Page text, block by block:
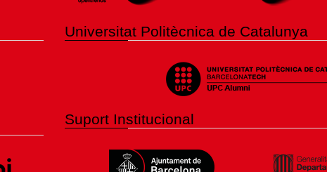
Universitat Politècnica de Catalunya
Suport Institucional